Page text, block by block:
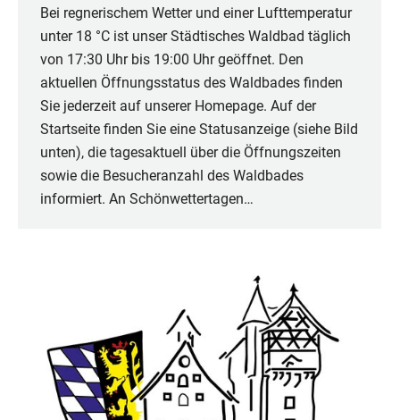
Bei regnerischem Wetter und einer Lufttemperatur
unter 18 °C ist unser Städtisches Waldbad täglich
von 17:30 Uhr bis 19:00 Uhr geöffnet. Den
aktuellen Öffnungsstatus des Waldbades finden
Sie jederzeit auf unserer Homepage. Auf der
Startseite finden Sie eine Statusanzeige (siehe Bild
unten), die tagesaktuell über die Öffnungszeiten
sowie die Besucheranzahl des Waldbades
informiert. An Schönwettertagen…